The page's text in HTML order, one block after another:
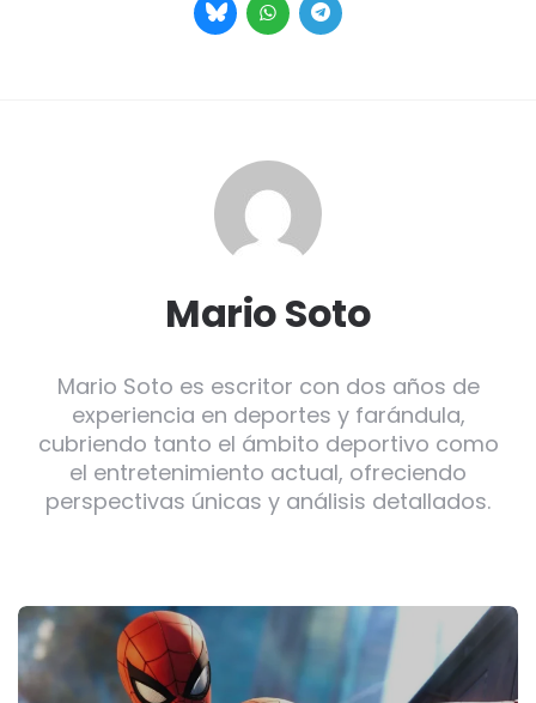
Mario Soto
Mario Soto es escritor con dos años de
experiencia en deportes y farándula,
cubriendo tanto el ámbito deportivo como
el entretenimiento actual, ofreciendo
perspectivas únicas y análisis detallados.
Post
navigation